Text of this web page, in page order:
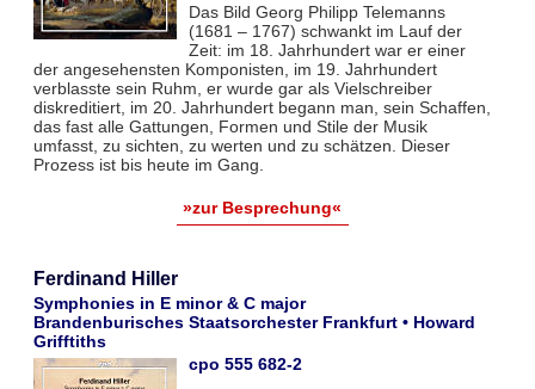
Das Bild Georg Philipp Telemanns
(1681 – 1767) schwankt im Lauf der
Zeit: im 18. Jahrhundert war er einer
der angesehensten Komponisten, im 19. Jahrhundert
verblasste sein Ruhm, er wurde gar als Vielschreiber
diskreditiert, im 20. Jahrhundert begann man, sein Schaffen,
das fast alle Gattungen, Formen und Stile der Musik
umfasst, zu sichten, zu werten und zu schätzen. Dieser
Prozess ist bis heute im Gang.
»zur Besprechung«
Ferdinand Hiller
Symphonies in E minor & C major
Brandenburisches Staatsorchester Frankfurt • Howard
Grifftiths
cpo 555 682-2